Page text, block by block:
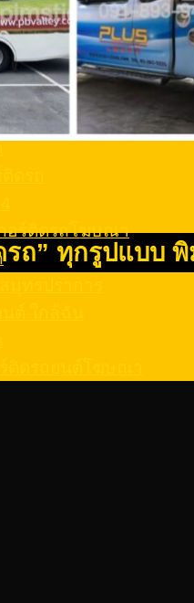
าบาล
ทรัค
กรถยนต์
ศติดรถ
ระจกรถ
อร์ติดรถโฆษณา
รถ” ทุกรูปแบบ